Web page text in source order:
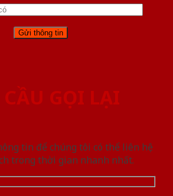
CẦU GỌI LẠI
tin để chúng tôi có thể liên hệ
trong thời gian nhanh nhất.